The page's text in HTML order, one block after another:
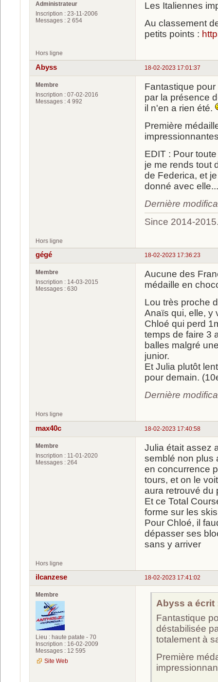
Administrateur
Inscription : 23-11-2006
Messages : 2 654
Les Italiennes
Au classement
petits points :
Hors ligne
18-02-2023 17:01:37
Abyss
Membre
Inscription : 07-02-2016
Messages : 4 992
Fantastique
par la présence
il n'en a rien été.
Première
EDIT : Pour
je me rends tout
de Federica, et
donné avec elle...
Dernière
Since 2014-
Hors ligne
18-02-2023 17:36:23
gégé
Membre
Inscription : 14-03-2015
Messages : 630
Aucune des
médaille en
Lou très proche
Anaïs qui, elle, y
Chloé qui perd
temps de faire 3
balles malgré
junior.
Et Julia plutôt
pour demain.
Dernière
Hors ligne
18-02-2023 17:40:58
max40c
Membre
Inscription : 11-01-2020
Messages : 264
Julia était assez
semblé non plus
en concurrence
tours, et on le
aura retrouvé du
Et ce Total
forme sur les
Pour Chloé, il
dépasser ses
sans y arriver
Hors ligne
18-02-2023 17:41:02
ilcanzese
Membre
Lieu : haute patate - 70
Inscription : 16-02-2009
Messages : 12 595
Site Web
Abyss a écrit
Fantastique
déstabilisée
totalement à
Première